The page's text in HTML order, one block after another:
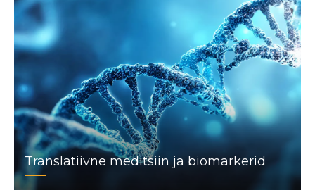
Translatiivne meditsiin ja biomarkerid